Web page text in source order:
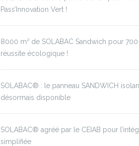
Pass’Innovation Vert !
8000 m² de SOLABAC Sandwich pour
réussite écologique !
SOLABAC® : le panneau SANDWICH
désormais disponible
SOLABAC® agréé par le CEIAB pour
simplifiée